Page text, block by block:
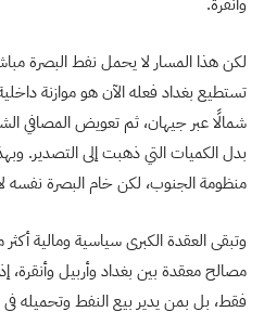
لكن هذا المسار لا يحمل نفط البصرة
تستطيع بغداد فعله الآن هو موازنة
شمالًا عبر جيهان، ثم تعويض المصافي
بدل الكميات التي ذهبت إلى التصدير.
منظومة الجنوب، لكن خام البصرة
وتبقى العقدة الكبرى سياسية ومالية
مصالح معقدة بين بغداد وأربيل وأنقرة،
فقط، بل بمن يدير بيع النفط وتحميله